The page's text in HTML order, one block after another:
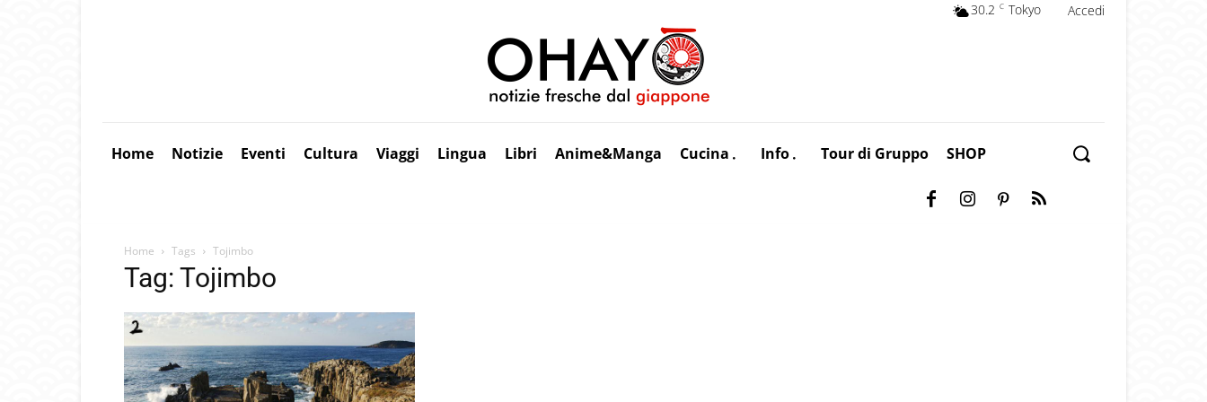
Accedi
30.2 C Tokyo
Home Notizie Eventi Cultura Viaggi Lingua Libri Anime&Manga Cucina Info Tour di Gruppo SHOP
Home Tags Tojimbo
Tag: Tojimbo